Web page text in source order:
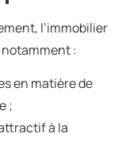
l’immobilier
:
en matière de
;
à la